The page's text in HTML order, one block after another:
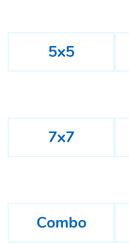
5x5
7x7
Combo